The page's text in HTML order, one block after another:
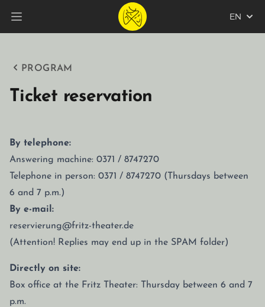
Open main menu
EN
PROGRAM
Ticket reservation
By telephone:
Answering machine: 0371 / 8747270
Telephone in person: 0371 / 8747270 (Thursdays between
6 and 7 p.m.)
By e-mail:
reservierung@fritz-theater.de
(Attention! Replies may end up in the SPAM folder)
Directly on site:
Box office at the Fritz Theater: Thursday between 6 and 7
p.m.